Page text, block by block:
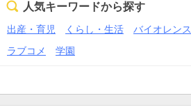
人気キーワードから探す
出産・育児 くらし・生活 バイオレンス
ラブコメ
学園